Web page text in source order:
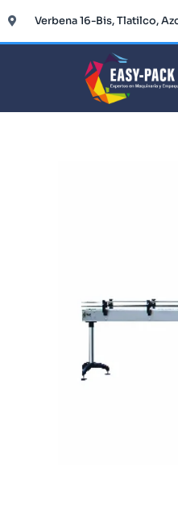
al
contenido
Verbena 16-Bis, Tlatilco,